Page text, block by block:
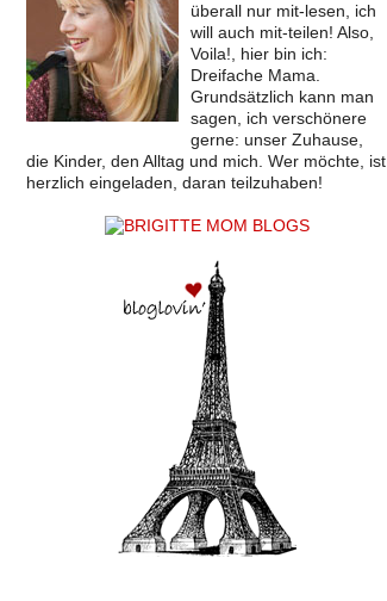
überall nur mit-lesen, ich
will auch mit-teilen! Also,
Voila!, hier bin ich:
Dreifache Mama.
Grundsätzlich kann man
sagen, ich verschönere
gerne: unser Zuhause,
die Kinder, den Alltag und mich. Wer möchte, ist
herzlich eingeladen, daran teilzuhaben!